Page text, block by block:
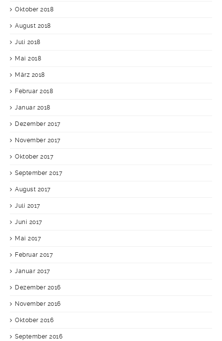
Oktober 2018
August 2018
Juli 2018
Mai 2018
März 2018
Februar 2018
Januar 2018
Dezember 2017
November 2017
Oktober 2017
September 2017
August 2017
Juli 2017
Juni 2017
Mai 2017
Februar 2017
Januar 2017
Dezember 2016
November 2016
Oktober 2016
September 2016